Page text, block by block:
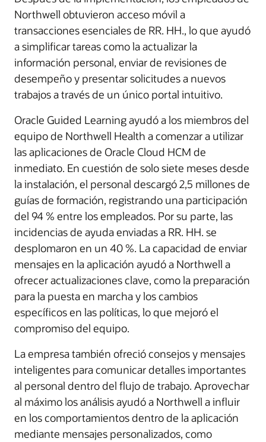
Northwell obtuvieron acceso móvil a
transacciones esenciales de RR. HH., lo que ayudó
a simplificar tareas como la actualizar la
información personal, enviar de revisiones de
desempeño y presentar solicitudes a nuevos
trabajos a través de un único portal intuitivo.
Oracle Guided Learning ayudó a los miembros del
equipo de Northwell Health a comenzar a utilizar
las aplicaciones de Oracle Cloud HCM de
inmediato. En cuestión de solo siete meses desde
la instalación, el personal descargó 2,5 millones de
guías de formación, registrando una participación
del 94 % entre los empleados. Por su parte, las
incidencias de ayuda enviadas a RR. HH. se
desplomaron en un 40 %. La capacidad de enviar
mensajes en la aplicación ayudó a Northwell a
ofrecer actualizaciones clave, como la preparación
para la puesta en marcha y los cambios
específicos en las políticas, lo que mejoró el
compromiso del equipo.
La empresa también ofreció consejos y mensajes
inteligentes para comunicar detalles importantes
al personal dentro del flujo de trabajo. Aprovechar
al máximo los análisis ayudó a Northwell a influir
en los comportamientos dentro de la aplicación
mediante mensajes personalizados, como